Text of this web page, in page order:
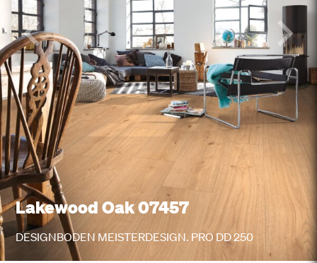
Lakewood Oak 07457
DESIGNBODEN MEISTERDESIGN. PRO DD 250